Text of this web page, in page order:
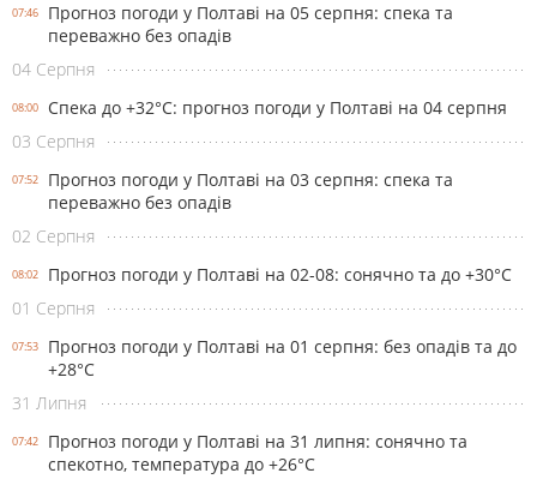
07:46
Прогноз погоди у Полтаві на 05 серпня: спека та
переважно без опадів
04 Серпня
08:00
Спека до +32°С: прогноз погоди у Полтаві на 04 серпня
03 Серпня
07:52
Прогноз погоди у Полтаві на 03 серпня: спека та
переважно без опадів
02 Серпня
08:02
Прогноз погоди у Полтаві на 02-08: сонячно та до +30°С
01 Серпня
07:53
Прогноз погоди у Полтаві на 01 серпня: без опадів та до
+28°С
31 Липня
07:42
Прогноз погоди у Полтаві на 31 липня: сонячно та
спекотно, температура до +26°С